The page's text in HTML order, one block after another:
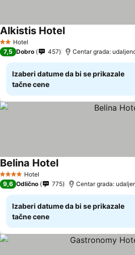
2 Zvezdice
Hotel
Alkistis Hotel
7,5 Dobro 457 Centar grada:
Izaberi datume da bi se prikazale
tačne cene
4 ZvezdiceHotel
Belina Hotel
9,6 Odlično 775 Centar grada:
Izaberi datume da bi se prikazale
tačne cene